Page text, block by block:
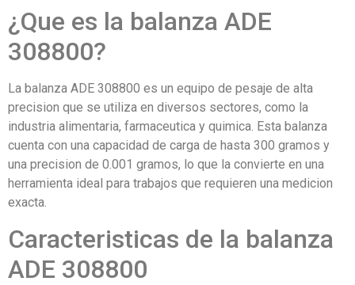
¿Que es la balanza ADE
308800?
La balanza ADE 308800 es un equipo de pesaje de alta
precision que se utiliza en diversos sectores, como la
industria alimentaria, farmaceutica y quimica. Esta balanza
cuenta con una capacidad de carga de hasta 300 gramos y
una precision de 0.001 gramos, lo que la convierte en una
herramienta ideal para trabajos que requieren una medicion
exacta.
Caracteristicas de la balanza
ADE 308800